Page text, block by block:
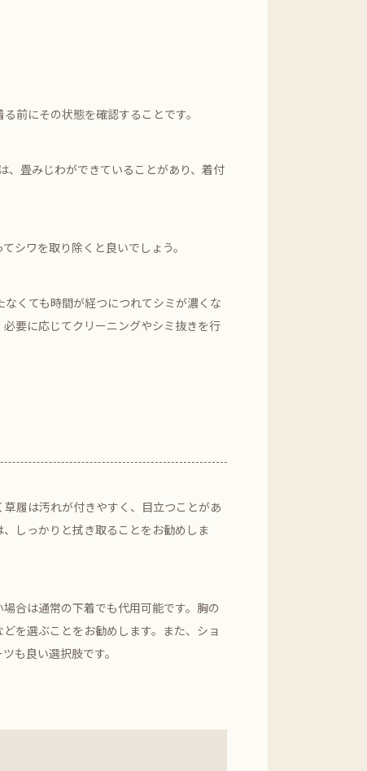
前にその状態を確認することです。
、畳みじわができていることがあり、着付
シワを取り除くと良いでしょう。
くても時間が経つにつれてシミが濃くな
要に応じてクリーニングやシミ抜きを行
履は汚れが付きやすく、目立つことがあ
しっかりと拭き取ることをお勧めしま
合は通常の下着でも代用可能です。胸の
を選ぶことをお勧めします。また、ショ
も良い選択肢です。